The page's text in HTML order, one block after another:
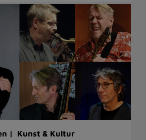
| Kunst & Kultur